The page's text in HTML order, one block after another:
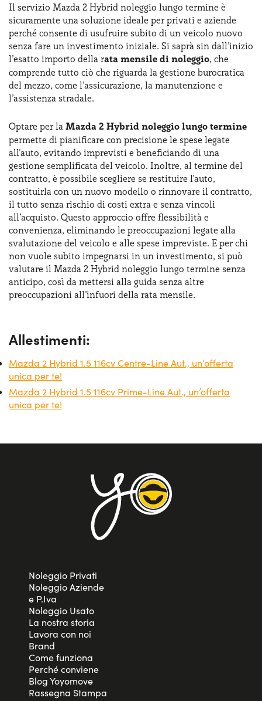
cambio, migliorando sia il comfort che le prestazioni
dinamiche. Il motore elettrico della Mazda 2 Hybrid ha
avuto come obiettivo quello di massimizzare l’autonomia
in modalità totalmente elettrica. Inoltre, grazie alla sua
batteria compatta ma potente, la Mazda 2 Hybrid riesce
sempre a garantire un ottimo equilibrio tra peso e
prestazioni, garantendo stabilità e sicurezza su strada.
Il servizio Mazda 2 Hybrid noleggio lungo termine è
sicuramente una soluzione ideale per privati e aziende
perché consente di usufruire subito di un veicolo nuovo
senza fare un investimento iniziale. Si saprà sin dall’inizio
l’esatto importo della rata mensile di noleggio, che
comprende tutto ciò che riguarda la gestione burocratica
del mezzo, come l’assicurazione, la manutenzione e
l’assistenza stradale.
Optare per la Mazda 2 Hybrid noleggio lungo termine
permette di pianificare con precisione le spese legate
all'auto, evitando imprevisti e beneficiando di una
gestione semplificata del veicolo. Inoltre, al termine del
contratto, è possibile scegliere se restituire l'auto,
sostituirla con un nuovo modello o rinnovare il contratto,
il tutto senza rischio di costi extra e senza vincoli
all’acquisto. Questo approccio offre flessibilità e
convenienza, eliminando le preoccupazioni legate alla
svalutazione del veicolo e alle spese impreviste. E per chi
non vuole subito impegnarsi in un investimento, si può
valutare il Mazda 2 Hybrid noleggio lungo termine senza
anticipo, così da mettersi alla guida senza altre
preoccupazioni all’infuori della rata mensile.
Allestimenti:
Mazda 2 Hybrid 1.5 116cv Centre-Line Aut., un’offerta
unica per te!
Mazda 2 Hybrid 1.5 116cv Prime-Line Aut., un’offerta
unica per te!
Noleggio Privati
Noleggio Aziende
e P.Iva
Noleggio Usato
La nostra storia
Lavora con noi
Brand
Come funziona
Perché conviene
Blog Yoyomove
Rassegna Stampa